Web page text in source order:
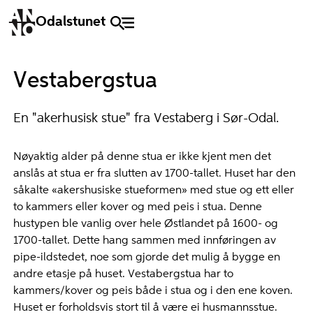
Odalstunet
Vestabergstua
En "akerhusisk stue" fra Vestaberg i Sør-Odal.
Nøyaktig alder på denne stua er ikke kjent men det
anslås at stua er fra slutten av 1700-tallet. Huset har den
såkalte «akershusiske stueformen» med stue og ett eller
to kammers eller kover og med peis i stua. Denne
hustypen ble vanlig over hele Østlandet på 1600- og
1700-tallet. Dette hang sammen med innføringen av
pipe-ildstedet, noe som gjorde det mulig å bygge en
andre etasje på huset. Vestabergstua har to
kammers/kover og peis både i stua og i den ene koven.
Huset er forholdsvis stort til å være ei husmannsstue.